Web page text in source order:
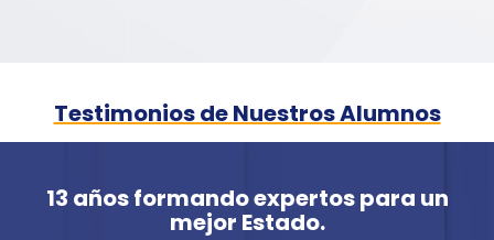
Testimonios de Nuestros Alumnos
13 años formando expertos para un
mejor Estado.